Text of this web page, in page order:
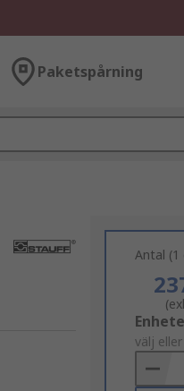
Paketspårning
Antal
Add
to
Basket
välj